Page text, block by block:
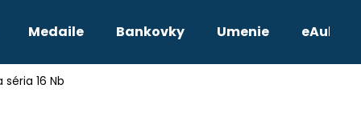
Medaile Bankovky Umenie eAukcie
16 Nb
Čo potrebujete nájsť?